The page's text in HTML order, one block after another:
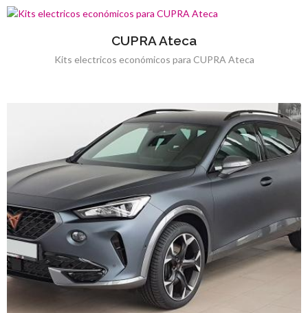
CUPRA Ateca
Kits electricos económicos para CUPRA Ateca